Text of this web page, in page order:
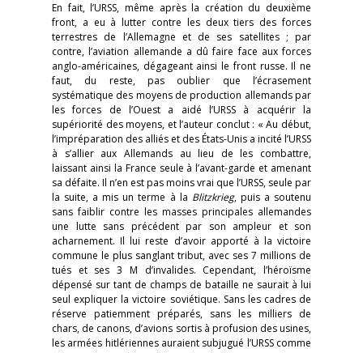
En fait, l’URSS, même après la création du deuxième
front, a eu à lutter contre les deux tiers des forces
terrestres de l’Allemagne et de ses satellites ; par
contre, l’aviation allemande a dû faire face aux forces
anglo-américaines, dégageant ainsi le front russe. Il ne
faut, du reste, pas oublier que l’écrasement
systématique des moyens de production allemands par
les forces de l’Ouest a aidé l’URSS à acquérir la
supériorité des moyens, et l’auteur conclut : « Au début,
l’impréparation des alliés et des États-Unis a incité l’URSS
à s’allier aux Allemands au lieu de les combattre,
laissant ainsi la France seule à l’avant-garde et amenant
sa défaite. Il n’en est pas moins vrai que l’URSS, seule par
la suite, a mis un terme à la Blitzkrieg, puis a soutenu
sans faiblir contre les masses principales allemandes
une lutte sans précédent par son ampleur et son
acharnement. Il lui reste d’avoir apporté à la victoire
commune le plus sanglant tribut, avec ses 7 millions de
tués et ses 3 M d’invalides. Cependant, l’héroïsme
dépensé sur tant de champs de bataille ne saurait à lui
seul expliquer la victoire soviétique. Sans les cadres de
réserve patiemment préparés, sans les milliers de
chars, de canons, d’avions sortis à profusion des usines,
les armées hitlériennes auraient subjugué l’URSS comme